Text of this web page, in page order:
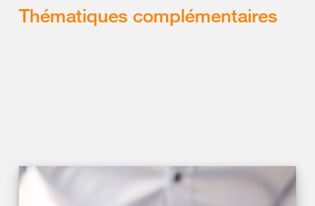
Thématiques complémentaires